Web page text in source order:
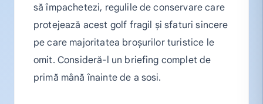
să împachetezi, regulile de conservare care
protejează acest golf fragil și sfaturi sincere
pe care majoritatea broșurilor turistice le
omit. Consideră-l un briefing complet de
primă mână înainte de a sosi.